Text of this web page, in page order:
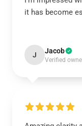
it has become
J Jacob
Verified